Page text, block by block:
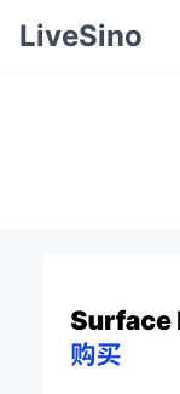
LiveSino